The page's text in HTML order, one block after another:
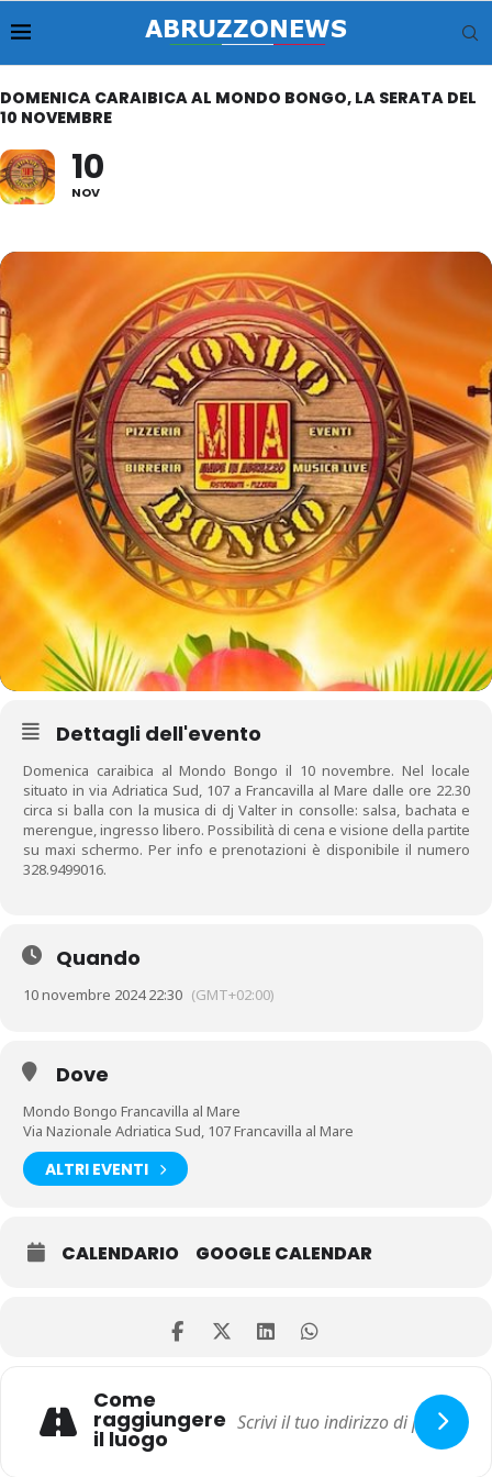
DOMENICA CARAIBICA AL MONDO BONGO, LA SERATA DEL
10 NOVEMBRE
10
NOV
Dettagli dell'evento
Domenica caraibica al Mondo Bongo il 10 novembre. Nel locale
situato in via Adriatica Sud, 107 a Francavilla al Mare dalle ore 22.30
circa si balla con la musica di dj Valter in consolle: salsa, bachata e
merengue, ingresso libero. Possibilità di cena e visione della partite
su maxi schermo. Per info e prenotazioni è disponibile il numero
328.9499016.
Quando
10 novembre 2024 22:30 (GMT+02:00)
Dove
Mondo Bongo Francavilla al Mare
Via Nazionale Adriatica Sud, 107 Francavilla al Mare
ALTRI EVENTI
CALENDARIO GOOGLE CALENDAR
Come
raggiungere
il luogo